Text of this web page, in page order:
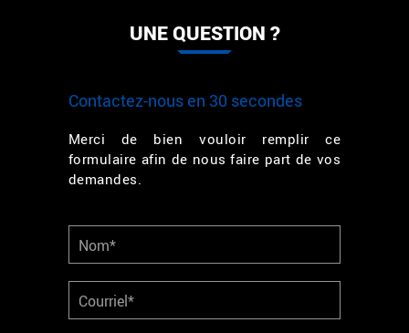
UNE QUESTION ?
Contactez-nous en 30 secondes
Merci de bien vouloir remplir ce
formulaire afin de nous faire part de vos
demandes.